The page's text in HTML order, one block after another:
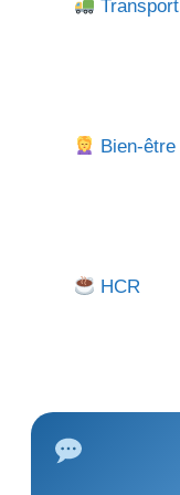
Transport
Bien-être
HCR